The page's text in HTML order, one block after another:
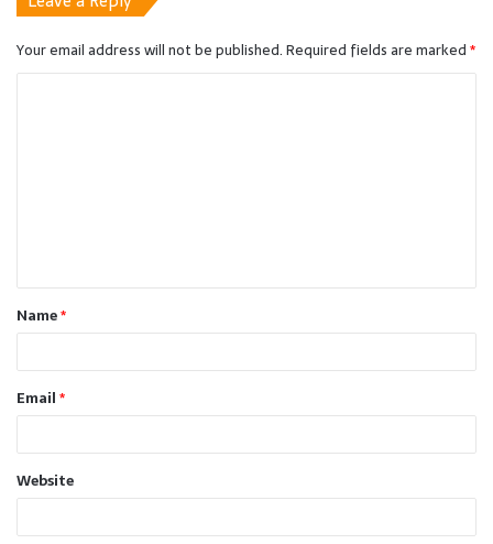
Your email address will not be published.Required fields are marked*
t
*Name*
Email*
Website